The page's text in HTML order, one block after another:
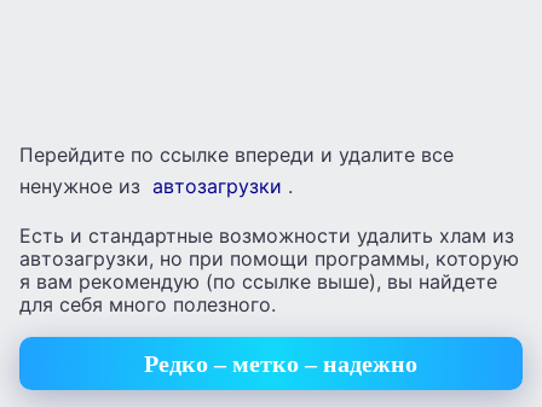
Перейдите по ссылке впереди и удалите все
ненужное из автозагрузки .
Есть и стандартные возможности удалить хлам из
автозагрузки, но при помощи программы, которую
я вам рекомендую (по ссылке выше), вы найдете
для себя много полезного.
Редко – метко – надежно